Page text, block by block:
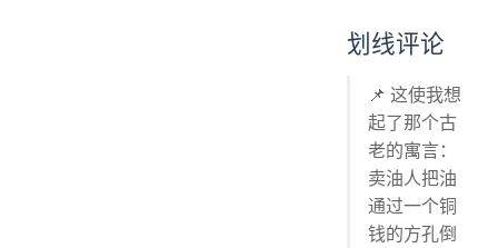
划线评论
📌 这使我想
起了那个古
老的寓言：
卖油人把油
通过一个铜
钱的方孔倒